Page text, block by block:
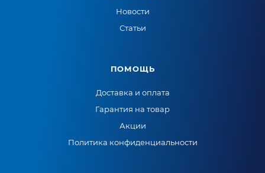
Новости
Статьи
ПОМОЩЬ
Доставка и оплата
Гарантия на товар
Акции
Политика конфиденциальности